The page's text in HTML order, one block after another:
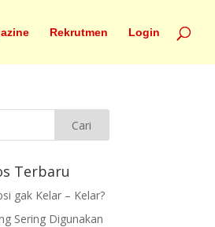
Rekrutmen Login
Terbaru
gak Kelar – Kelar?
Sering Digunakan